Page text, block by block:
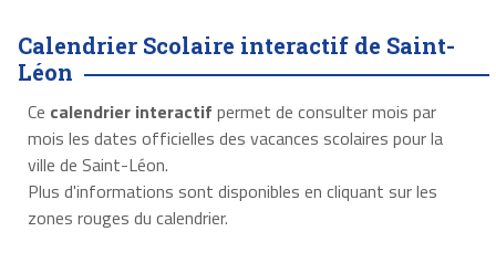
Calendrier Scolaire interactif de Saint-
Léon
Ce calendrier interactif permet de consulter mois par
mois les dates officielles des vacances scolaires pour la
ville de Saint-Léon.
Plus d'informations sont disponibles en cliquant sur les
zones rouges du calendrier.